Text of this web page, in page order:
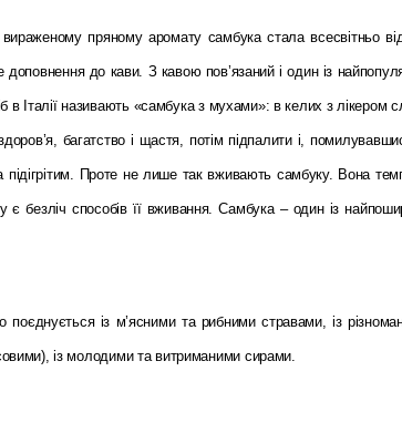
пряному аромату самбука стала всесвітньо
доповнення до кави. З кавою пов’язаний і один із
в Італії називають «самбука з мухами»: в келих з лікером
багатство і щастя, потім підпалити і,
Проте не лише так вживають самбуку. Вона
є безліч способів її вживання. Самбука – один із
поєднується із м’ясними та рибними стравами, із
із молодими та витриманими сирами.